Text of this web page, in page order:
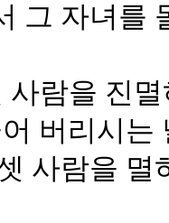
그 자녀를
람을 진
버리시
사람을 멸